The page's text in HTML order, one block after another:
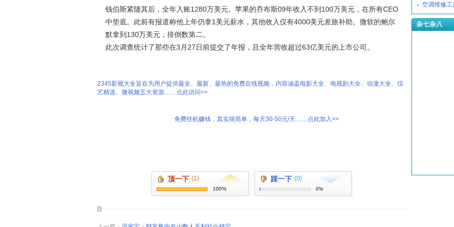
钱伯斯紧随其后，全年入账1280万美元。苹果的乔布斯09年收入不到100万美元，在所有CEO
中垫底。此前有报道称他上年仍拿1美元薪水，其他收入仅有4000美元差旅补助。微软的鲍尔
默拿到130万美元，排倒数第二。
此次调查统计了那些在3月27日前提交了年报，且全年营收超过63亿美元的上市公司。
2345影视大全旨在为用户提供最全、最新、最热的免费在线视频，内容涵盖电影大全、电视剧大全、动漫大全、综
艺精选、微视频五大资源……点此访问>>
免费挂机赚钱，其实很简单，每天30-50元/天……点此加入>>
顶一下 (1)
100%
踩一下 (0)
0%
空调维修工
杂七杂八